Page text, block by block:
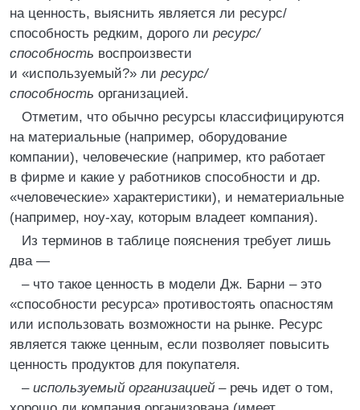
на ценность, выяснить является ли ресурс/
способность редким, дорого ли ресурс/
способность воспроизвести
и «используемый?» ли ресурс/
способность организацией.
Отметим, что обычно ресурсы классифицируются
на материальные (например, оборудование
компании), человеческие (например, кто работает
в фирме и какие у работников способности и др.
«человеческие» характеристики), и нематериальные
(например, ноу-хау, которым владеет компания).
Из терминов в таблице пояснения требует лишь
два —
– что такое ценность в модели Дж. Барни – это
«способности ресурса» противостоять опасностям
или использовать возможности на рынке. Ресурс
является также ценным, если позволяет повысить
ценность продуктов для покупателя.
– используемый организацией – речь идет о том,